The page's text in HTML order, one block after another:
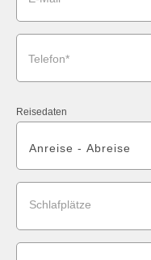
Telefon*
Reisedaten
Schlafplätze